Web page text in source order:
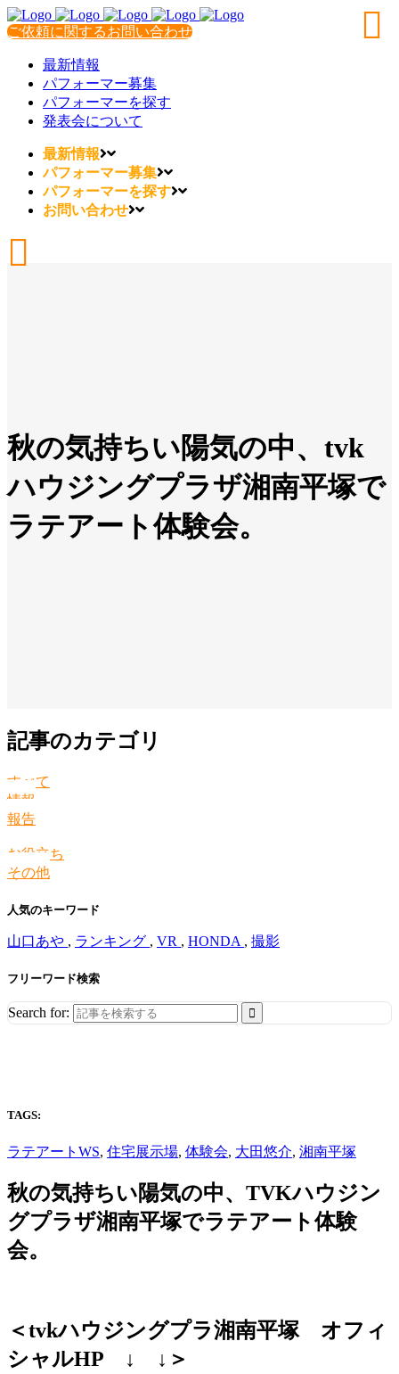
ご依頼に関するお問い合わせ
最新情報
パフォーマー募集
パフォーマーを探す
発表会について
最新情報
パフォーマー募集
パフォーマーを探す
お問い合わせ
秋の気持ちい陽気の中、tvk
ハウジングプラザ湘南平塚で
ラテアート体験会。
記事のカテゴリ
すべて
情報
報告
お役立ち
その他
人気のキーワード
山口あや , ランキング , VR , HONDA , 撮影
フリーワード検索
Search for:
TAGS:
ラテアートWS, 住宅展示場, 体験会, 大田悠介, 湘南平塚
秋の気持ちい陽気の中、TVKハウジン
グプラザ湘南平塚でラテアート体験
会。
＜tvkハウジングプラ湘南平塚 オフィ
シャルHP ↓ ↓＞